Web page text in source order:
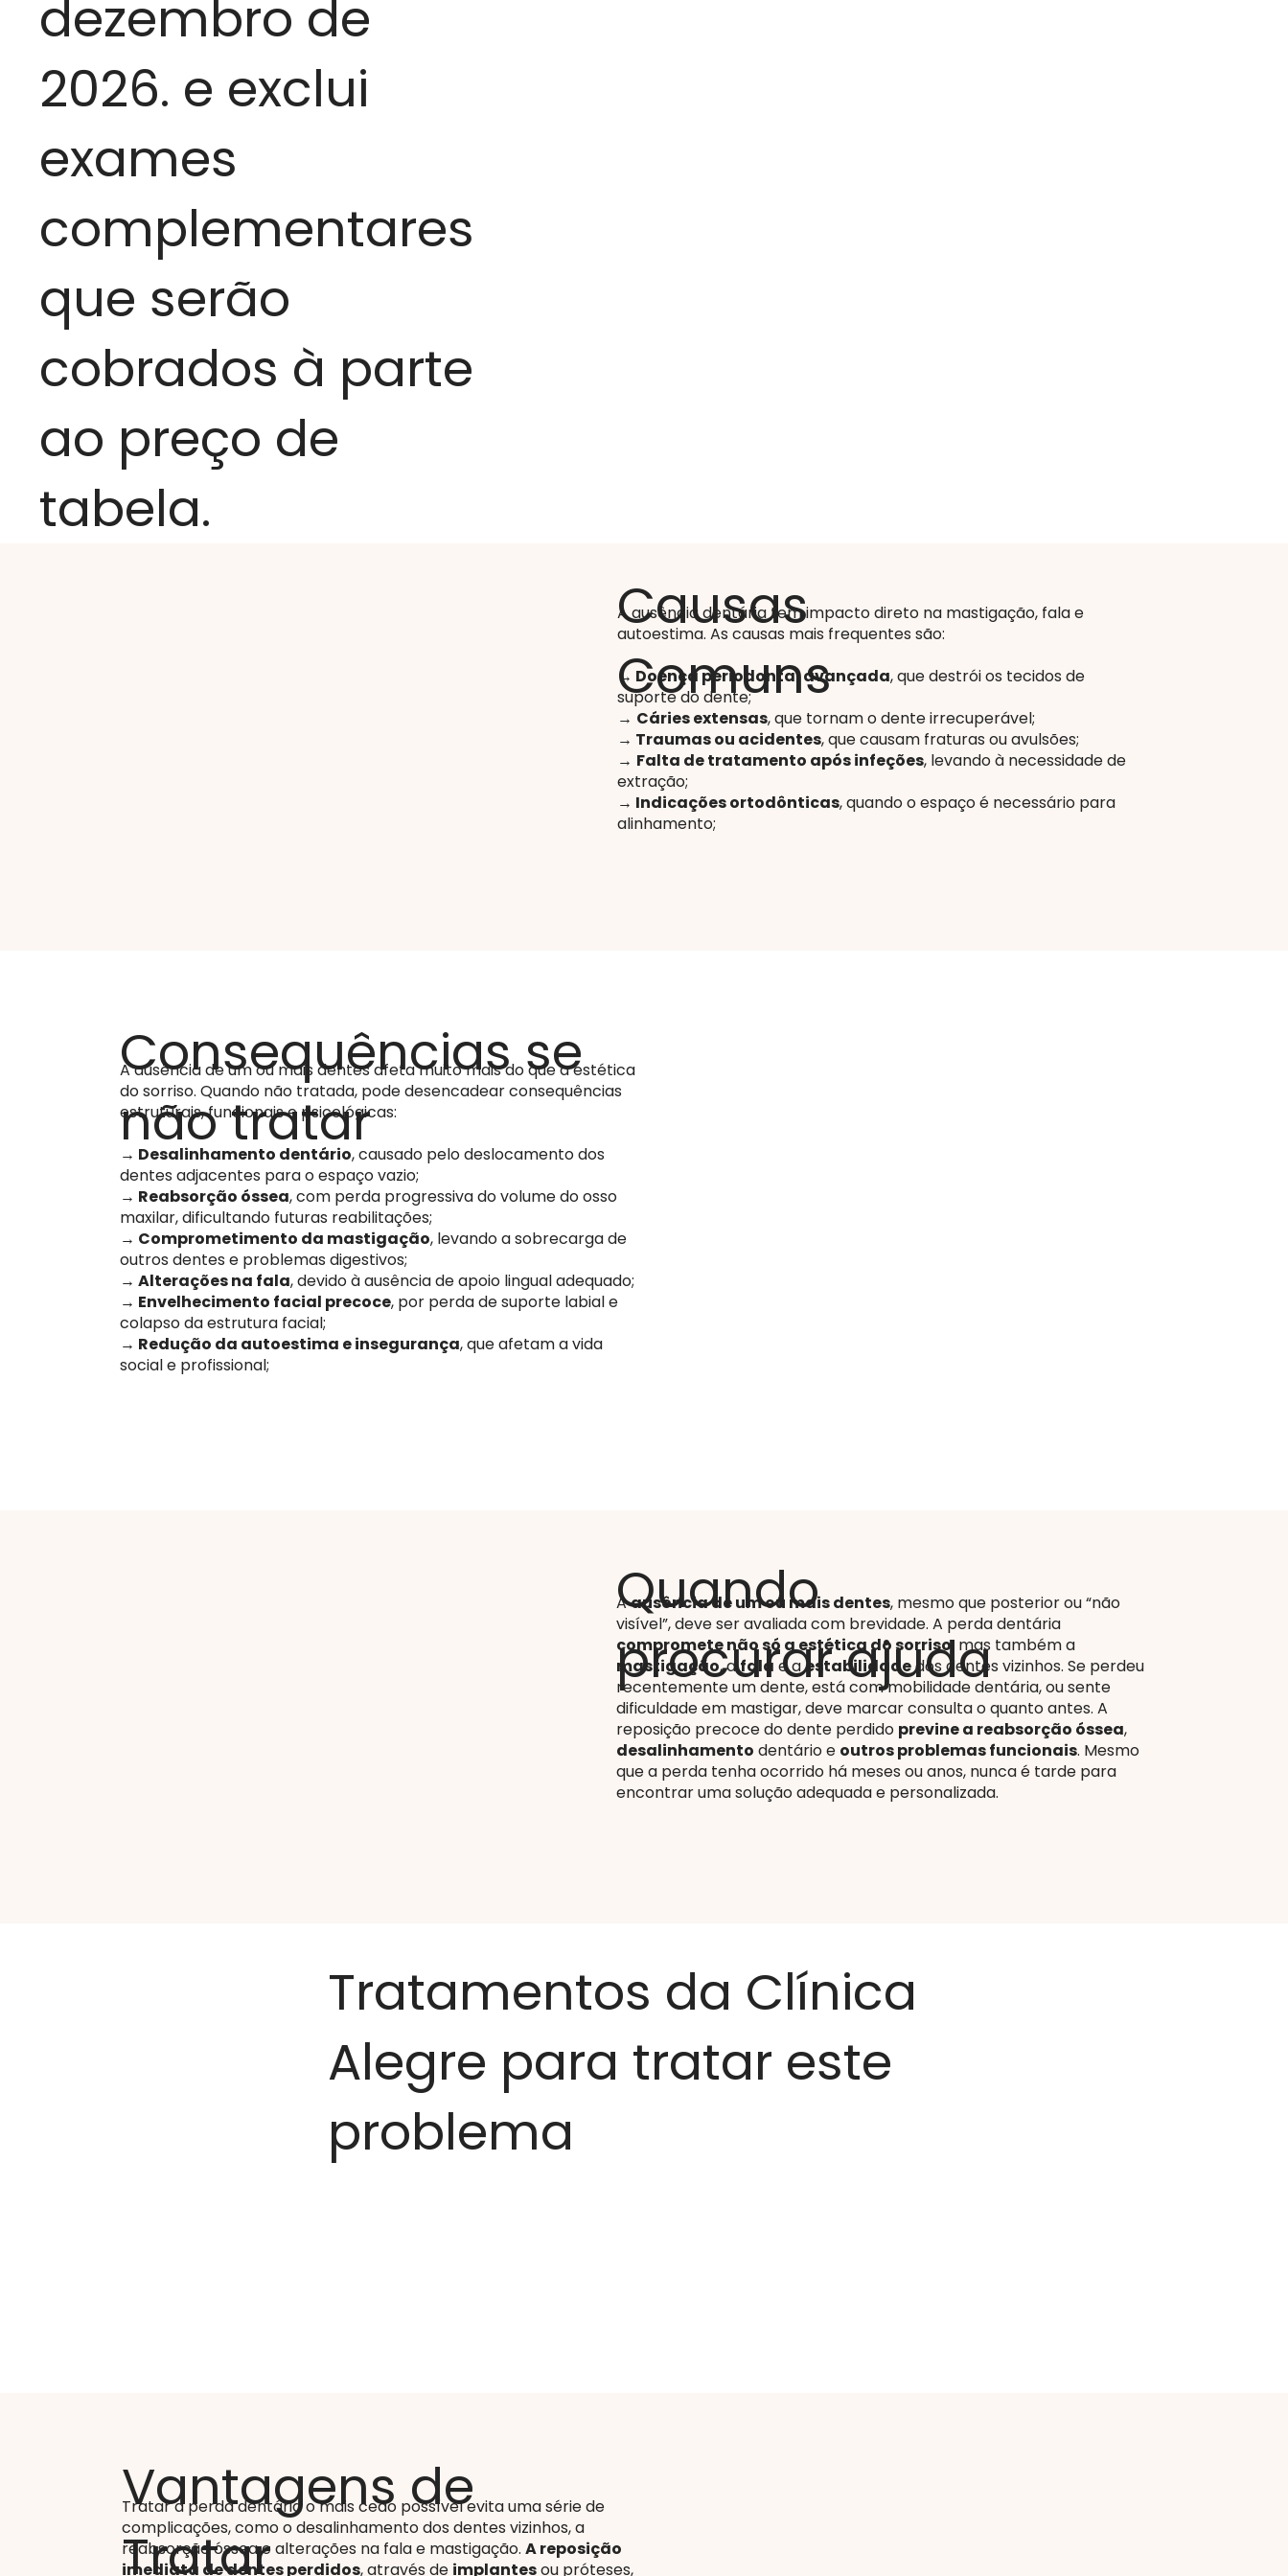
dezembro de
2026. e exclui
exames
complementares
que serão
cobrados à parte
ao preço de
tabela.
Causas
Comuns
A ausência dentária tem impacto direto na mastigação, fala e
autoestima. As causas mais frequentes são:
→ Doença periodontal avançada, que destrói os tecidos de
suporte do dente;
→ Cáries extensas, que tornam o dente irrecuperável;
→ Traumas ou acidentes, que causam fraturas ou avulsões;
→ Falta de tratamento após infeções, levando à necessidade de
extração;
→ Indicações ortodônticas, quando o espaço é necessário para
alinhamento;
Consequências se
não tratar
A ausência de um ou mais dentes afeta muito mais do que a estética
do sorriso. Quando não tratada, pode desencadear consequências
estruturais, funcionais e psicológicas:
→ Desalinhamento dentário, causado pelo deslocamento dos
dentes adjacentes para o espaço vazio;
→ Reabsorção óssea, com perda progressiva do volume do osso
maxilar, dificultando futuras reabilitações;
→ Comprometimento da mastigação, levando a sobrecarga de
outros dentes e problemas digestivos;
→ Alterações na fala, devido à ausência de apoio lingual adequado;
→ Envelhecimento facial precoce, por perda de suporte labial e
colapso da estrutura facial;
→ Redução da autoestima e insegurança, que afetam a vida
social e profissional;
Quando
procurar ajuda
Aausência de um ou mais dentes, mesmo que posterior ou “não
visível”, deve ser avaliada com brevidade. A perda dentária
compromete não só a estética do sorriso, mas também a
mastigação, afala e aestabilidadedos dentes vizinhos. Se perdeu
recentemente um dente, está com mobilidade dentária, ou sente
dificuldade em mastigar, deve marcar consulta o quanto antes. A
reposição precoce do dente perdido previne a reabsorção óssea,
desalinhamento dentário e outros problemas funcionais. Mesmo
que a perda tenha ocorrido há meses ou anos, nunca é tarde para
encontrar uma solução adequada e personalizada.
Tratamentos da Clínica
Alegre para tratar este
problema
Vantagens de
Tratar
Tratar a perda dentária o mais cedo possível evita uma série de
complicações, como o desalinhamento dos dentes vizinhos, a
reabsorção óssea e alterações na fala e mastigação.A reposição
imediata de dentes perdidos, através de implantesou próteses,